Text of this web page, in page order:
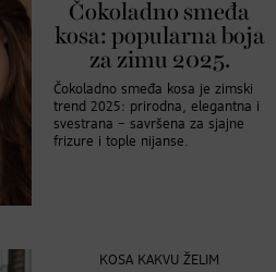
Čokoladno smeđa
kosa: popularna boja
za zimu 2025.
Čokoladno smeđa kosa je zimski
trend 2025: prirodna, elegantna i
svestrana – savršena za sjajne
frizure i tople nijanse.
KOSA KAKVU ŽELIM